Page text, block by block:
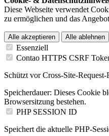
Diese Webseite verwendet
zu ermöglichen und das
Alle akzeptieren Alle ablehnen
Essenziell
Contao HTTPS CSRF
Schützt vor Cross-Site-
Speicherdauer: Dieses Cookie
Browsersitzung bestehen.
PHP SESSION ID
Speichert die aktuelle PHP-